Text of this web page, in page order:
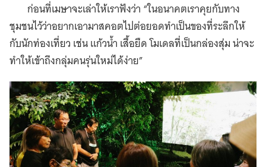
ก่อนที่เมษาจะเล่าให้เราฟังว่า “ในอนาคตเราคุยกับทาง
ชุมชนไว้ว่าอยากเอามาสคอตไปต่อยอดทำเป็นของที่ระลึกให้
กับนักท่องเที่ยว เช่น แก้วน้ำ เสื้อยืด โมเดลที่เป็นกล่องสุ่ม น่าจะ
ทำให้เข้าถึงกลุ่มคนรุ่นใหม่ได้ง่าย”